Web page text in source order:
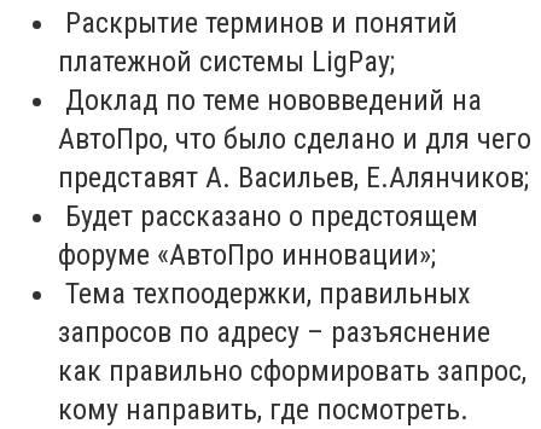
Раскрытие терминов и понятий
платежной системы LigPay;
Доклад по теме нововведений на
АвтоПро, что было сделано и для чего
представят А. Васильев, Е.Алянчиков;
Будет рассказано о предстоящем
форуме «АвтоПро инновации»;
Тема техпоодержки, правильных
запросов по адресу – разъяснение
как правильно сформировать запрос,
кому направить, где посмотреть.